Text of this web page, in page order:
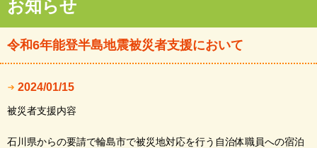
お知らせ
令和6年能登半島地震被災者支援において
2024/01/15
被災者支援内容
石川県からの要請で輪島市で被災地対応を行う自治体職員への宿泊